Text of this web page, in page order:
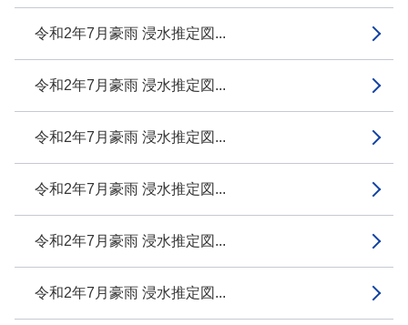
令和2年7月豪雨 浸水推定図...
令和2年7月豪雨 浸水推定図...
令和2年7月豪雨 浸水推定図...
令和2年7月豪雨 浸水推定図...
令和2年7月豪雨 浸水推定図...
令和2年7月豪雨 浸水推定図...